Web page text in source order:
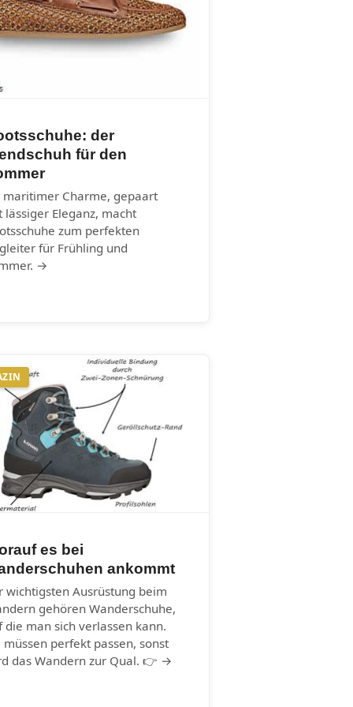
der
für den
maritimer Charme, gepaart
lässiger Eleganz, macht
zum perfekten
für Frühling und
→
es bei
ankommt
wichtigsten Ausrüstung beim
gehören Wanderschuhe,
die man sich verlassen kann.
müssen perfekt passen, sonst
das Wandern zur Qual. 👉 →